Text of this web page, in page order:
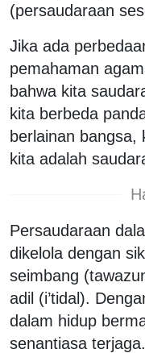
(persaudaraan
Jika ada
pemahaman
bahwa kita
kita berbeda
berlainan bangsa,
kita adalah
Persaudaraan
dikelola dengan
seimbang
adil (i’tidal).
dalam hidup
senantiasa terjaga.